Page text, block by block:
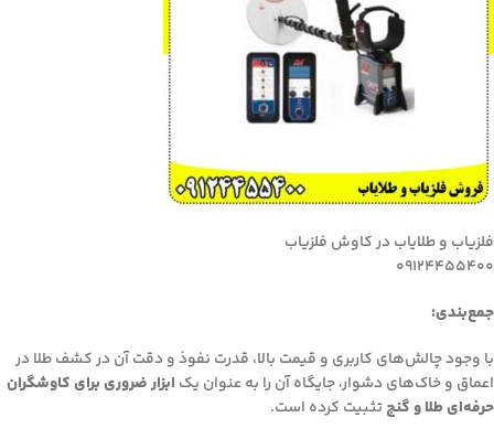
فلزیاب و طلایاب در کاوش فلزیاب
09124455400
جمع‌بندی:
با وجود چالش‌های کاربری و قیمت بالا، قدرت نفوذ و دقت آن در کشف طلا در
اعماق و خاک‌های دشوار، جایگاه آن را به عنوان یک ابزار ضروری برای کاوشگران
حرفه‌ای طلا و گنجتثبیت کرده است.